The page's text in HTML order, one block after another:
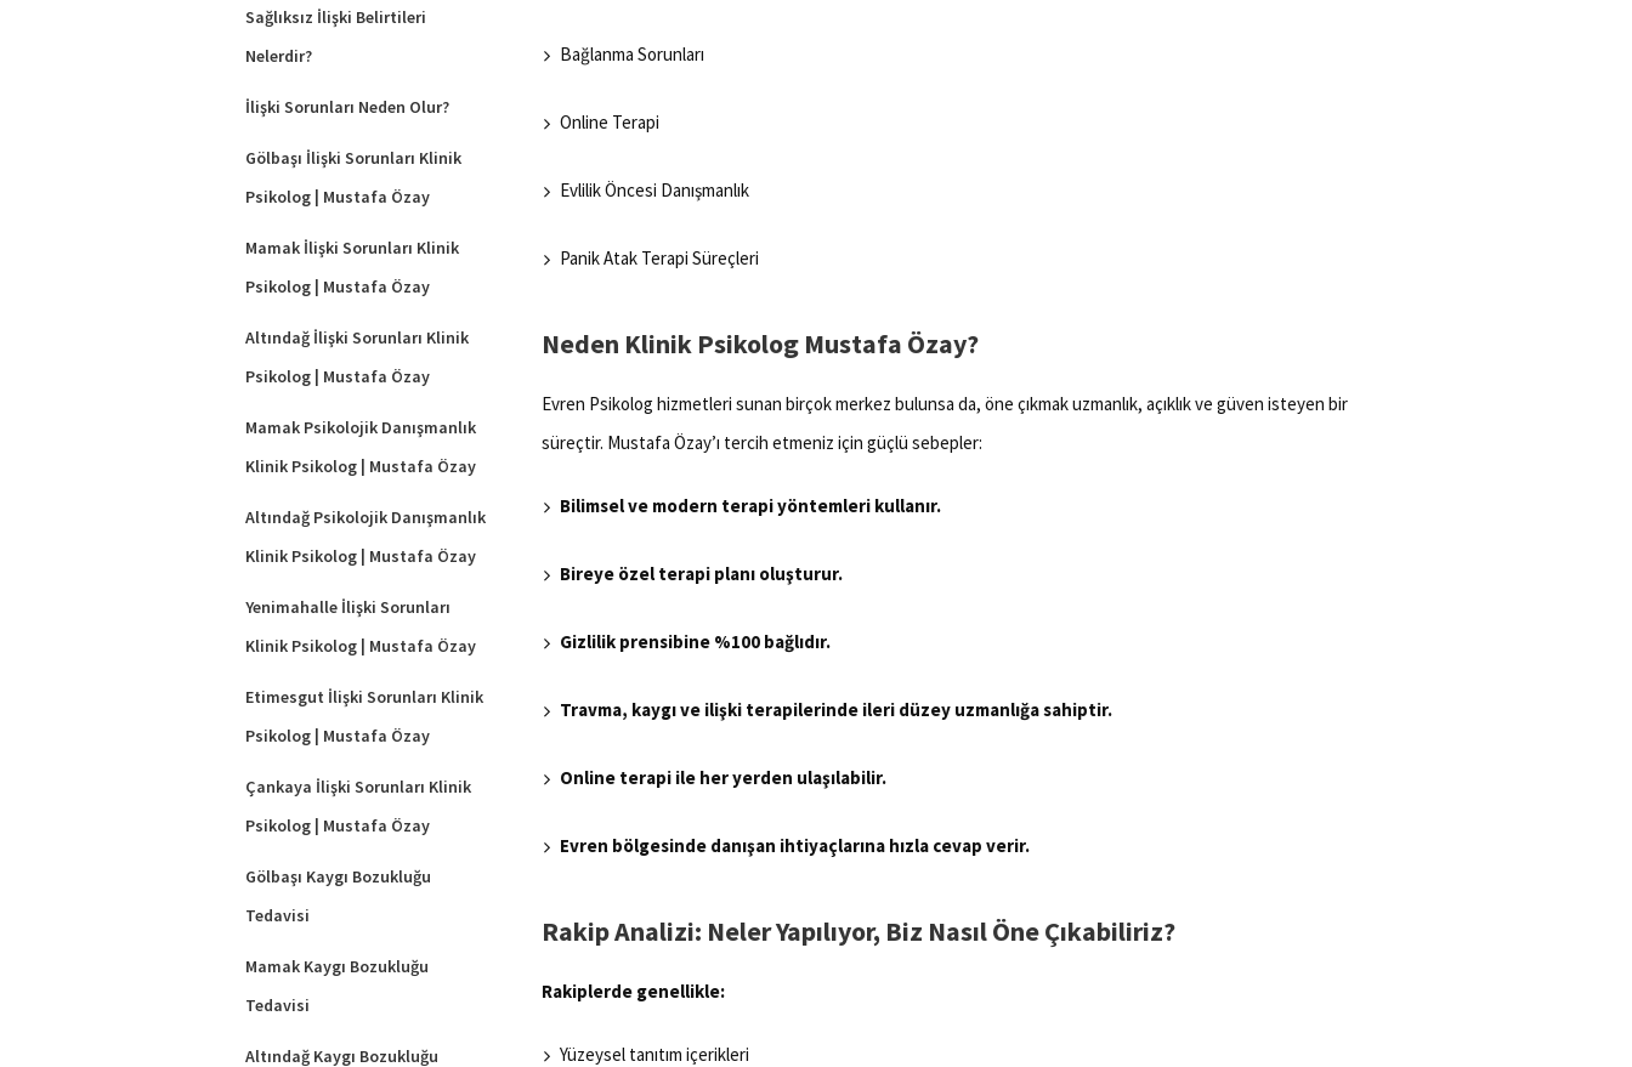
Bağlanma Sorunları
Online Terapi
Evlilik Öncesi Danışmanlık
Panik Atak Terapi Süreçleri
Neden Klinik Psikolog Mustafa Özay?
Evren Psikolog hizmetleri sunan birçok merkez bulunsa da, öne çıkmak uzmanlık, açıklık ve güven isteyen bir
süreçtir. Mustafa Özay’ı tercih etmeniz için güçlü sebepler:
Bilimsel ve modern terapi yöntemleri kullanır.
Bireye özel terapi planı oluşturur.
Gizlilik prensibine %100 bağlıdır.
Travma, kaygı ve ilişki terapilerinde ileri düzey uzmanlığa sahiptir.
Online terapi ile her yerden ulaşılabilir.
Evren bölgesinde danışan ihtiyaçlarına hızla cevap verir.
Rakip Analizi: Neler Yapılıyor, Biz Nasıl Öne Çıkabiliriz?
Rakiplerde genellikle:
Yüzeysel tanıtım içerikleri
Sağlıksız İlişki Belirtileri
Nelerdir?
İlişki Sorunları Neden Olur?
Gölbaşı İlişki Sorunları Klinik
Psikolog | Mustafa Özay
Mamak İlişki Sorunları Klinik
Psikolog | Mustafa Özay
Altındağ İlişki Sorunları Klinik
Psikolog | Mustafa Özay
Mamak Psikolojik Danışmanlık
Klinik Psikolog | Mustafa Özay
Altındağ Psikolojik Danışmanlık
Klinik Psikolog | Mustafa Özay
Yenimahalle İlişki Sorunları
Klinik Psikolog | Mustafa Özay
Etimesgut İlişki Sorunları Klinik
Psikolog | Mustafa Özay
Çankaya İlişki Sorunları Klinik
Psikolog | Mustafa Özay
Gölbaşı Kaygı Bozukluğu
Tedavisi
Mamak Kaygı Bozukluğu
Tedavisi
Altındağ Kaygı Bozukluğu